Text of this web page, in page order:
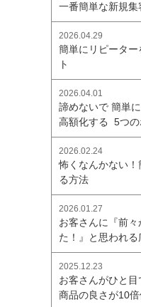
一番簡単な新規
2026.04.29
簡単にリピータ
ト
2026.04.01
諦めないで 簡単
高額化する 5つの
2026.02.24
怖くなんかない！
る方法
2026.01.27
お客さんに『前
た！』と思われ
2025.12.23
お客さんがひと目
商品の良さが10